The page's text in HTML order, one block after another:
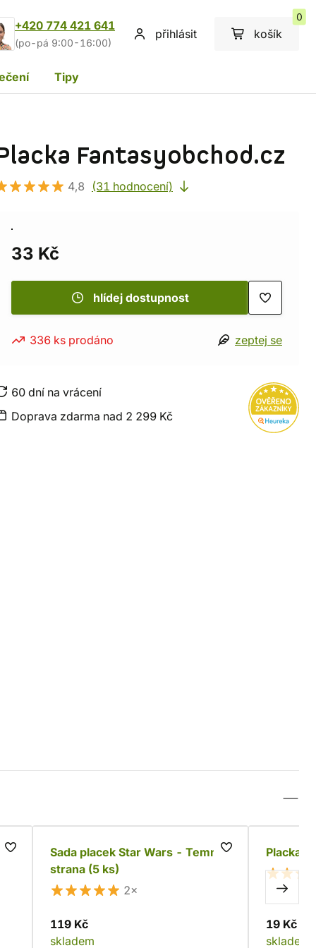
+420 774 421 641
(po-pá 9:00-16:00)
přihlásit košík
0
Tipy
Fantasyobchod.cz
4,8 (31 hodnocení)
33 Kč
hlídej dostupnost
336 ks prodáno zeptej se
60 dní na vrácení
Doprava zdarma nad 2 299 Kč
Sada placek Star Wars - Temná
strana (5 ks)
2×
119 Kč
skladem
Placka
19 Kč
skladem